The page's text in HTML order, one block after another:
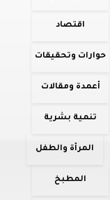
اقتصاد
حوارات وتحقيقات
أعمدة ومقالات
تنمية بشرية
المرأة والطفل
المطبخ